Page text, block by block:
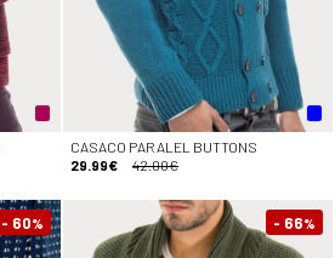
CASACO PARALEL BUTTONS
29.99€
42.00€
- 60% - 66%